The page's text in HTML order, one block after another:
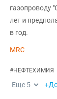
газопроводу
лет и
в год.
MRC
#НЕФТЕХИМИЯ
Еще 5